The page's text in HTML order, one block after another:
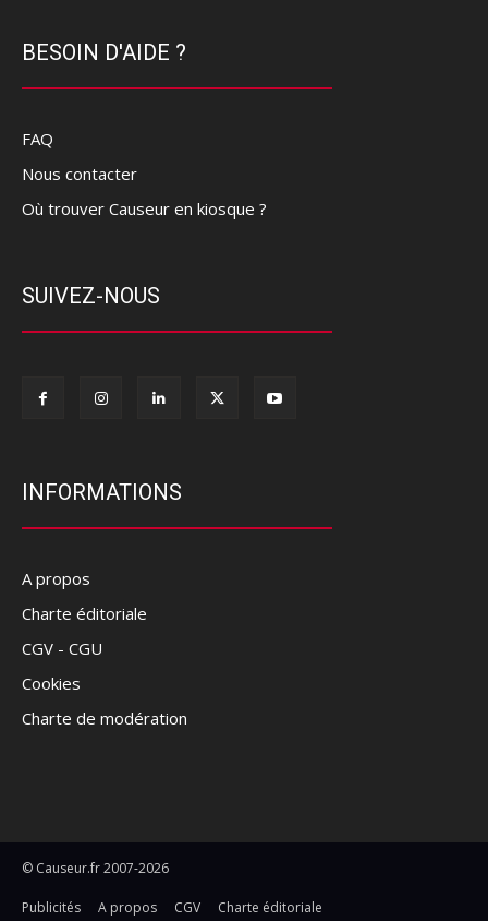
BESOIN D'AIDE ?
FAQ
Nous contacter
Où trouver Causeur en kiosque ?
SUIVEZ-NOUS
INFORMATIONS
A propos
Charte éditoriale
CGV - CGU
Cookies
Charte de modération
© Causeur.fr 2007-2026
Publicités A propos CGV
Charte éditoriale